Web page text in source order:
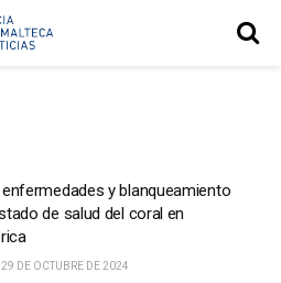
y blanqueamiento
de salud del coral en
29 DE OCTUBRE DE 2024